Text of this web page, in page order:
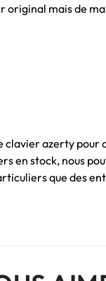
original mais de
azerty
en stock, nous
que des